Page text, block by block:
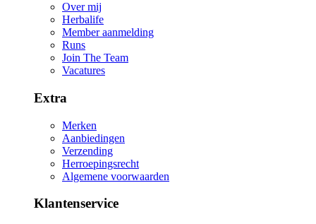
Over mij
Herbalife
Member aanmelding
Runs
Join The Team
Vacatures
Extra
Merken
Aanbiedingen
Verzending
Herroepingsrecht
Algemene voorwaarden
Klantenservice